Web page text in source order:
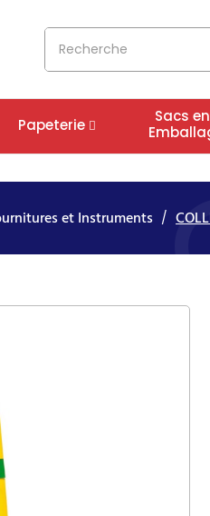
Papeterie
Sacs
et Instruments